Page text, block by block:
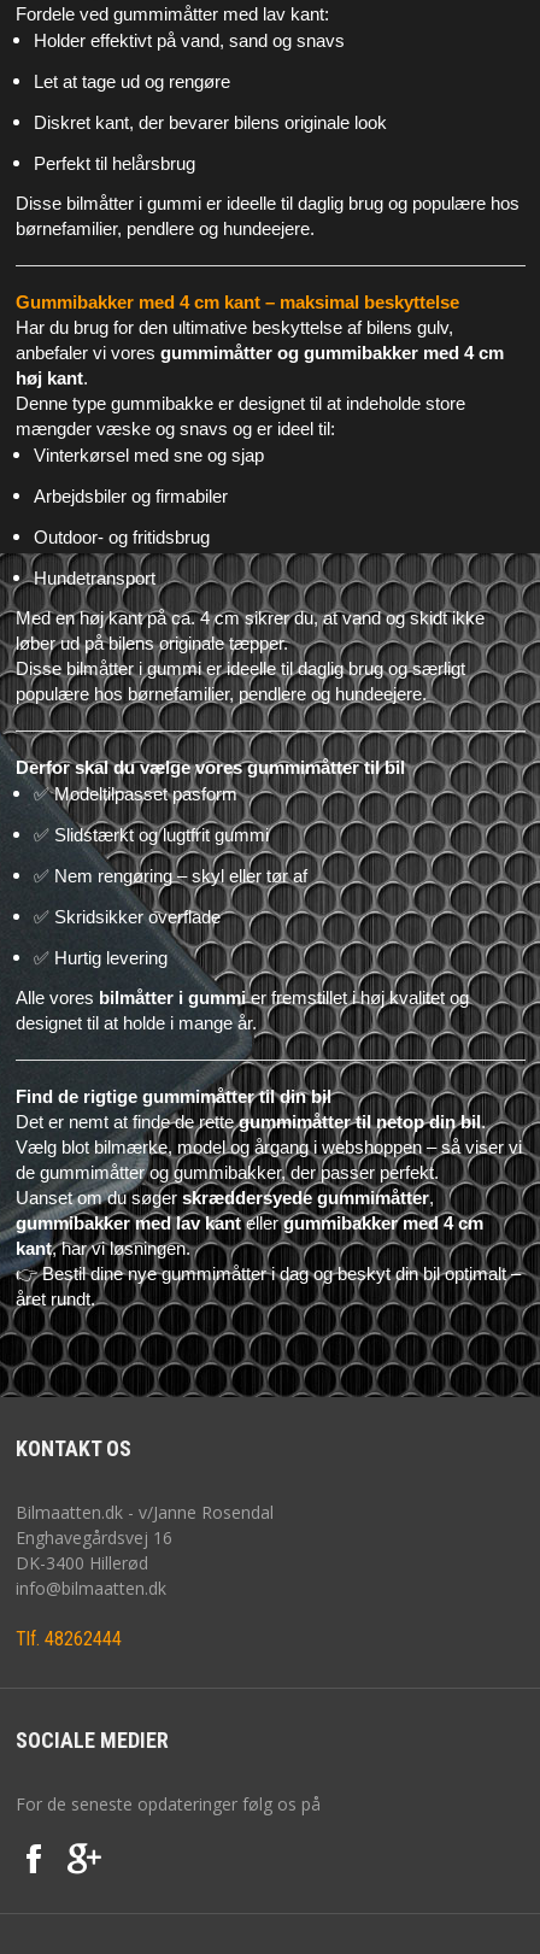
KONTAKT
Fordele ved gummimåtter med lav kant:
Holder effektivt på vand, sand og snavs
Let at tage ud og rengøre
Diskret kant, der bevarer bilens originale look
Perfekt til helårsbrug
Disse bilmåtter i gummi er ideelle til daglig brug og populære hos
børnefamilier, pendlere og hundeejere.
Gummibakker med 4 cm kant – maksimal beskyttelse
Har du brug for den ultimative beskyttelse af bilens gulv,
anbefaler vi vores gummimåtter og gummibakker med 4 cm
høj kant.
Denne type gummibakke er designet til at indeholde store
mængder væske og snavs og er ideel til:
Vinterkørsel med sne og sjap
Arbejdsbiler og firmabiler
Outdoor- og fritidsbrug
Hundetransport
Med en høj kant på ca. 4 cm sikrer du, at vand og skidt ikke
løber ud på bilens originale tæpper.
Disse bilmåtter i gummi er ideelle til daglig brug og særligt
populære hos børnefamilier, pendlere og hundeejere.
Derfor skal du vælge vores gummimåtter til bil
✅Modeltilpasset pasform
✅Slidstærkt og lugtfrit gummi
✅Nem rengøring – skyl eller tør af
✅Skridsikker overflade
✅Hurtig levering
Alle vores bilmåtter i gummier fremstillet i høj kvalitet og
designet til at holde i mange år.
Find de rigtige gummimåtter til din bil
Det er nemt at finde de rettegummimåtter til netop din bil.
Vælg blot bilmærke, model og årgang i webshoppen – så viser vi
de gummimåtter og gummibakker, der passer perfekt.
Uanset om du søger skræddersyede gummimåtter,
gummibakker med lav kantellergummibakker med 4 cm
kant, har vi løsningen.
👉Bestil dine nye gummimåtter i dag og beskyt din bil optimalt –
året rundt.
KONTAKT OS
Bilmaatten.dk - v/Janne Rosendal
Enghavegårdsvej 16
DK-3400 Hillerød
info@bilmaatten.dk
Tlf. 48262444
SOCIALE MEDIER
For de seneste opdateringer følg os på